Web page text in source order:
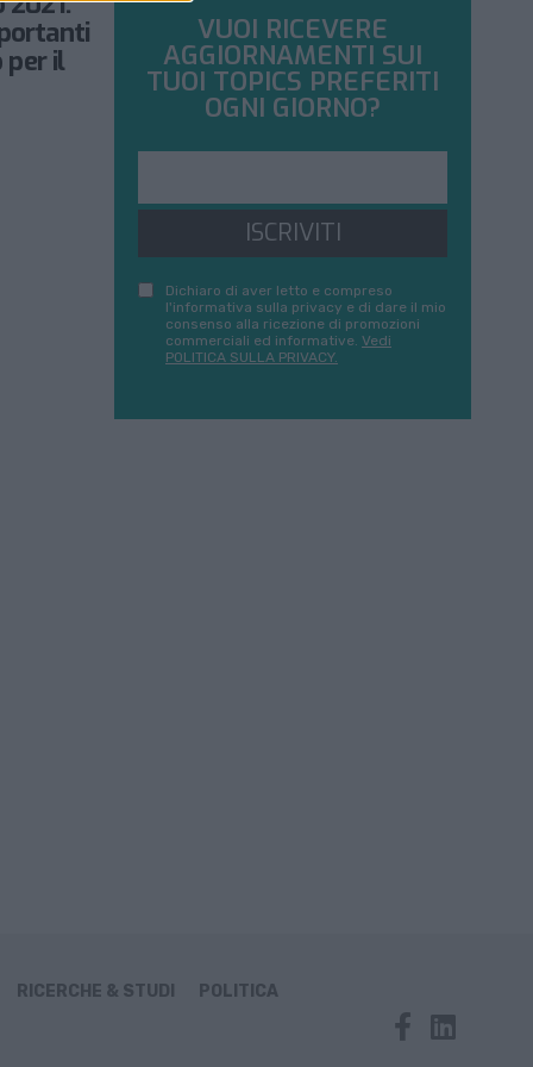
per il
VUOI RICEVERE
AGGIORNAMENTI SUI
TUOI TOPICS PREFERITI
OGNI GIORNO?
ISCRIVITI
Dichiaro di aver letto e compreso
l'informativa sulla privacy e di dare il mio
consenso alla ricezione di promozioni
commerciali ed informative. Vedi
POLITICA SULLA PRIVACY.
RICERCHE & STUDI
POLITICA